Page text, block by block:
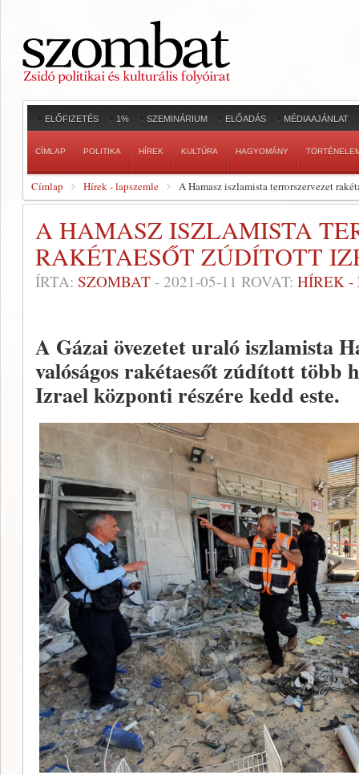
ELŐFIZETÉS 1% SZEMINÁRIUM ELŐADÁS MÉDIAAJÁNLAT
CÍMLAP POLITIKA HÍREK KULTÚRA HAGYOMÁNY
Címlap Hírek - lapszemle A Hamasz iszlamista terrorszervezet
A HAMASZ ISZLAMISTA
RAKÉTAESŐT ZÚDÍTOTT
ÍRTA: SZOMBAT - 2021-05-11 ROVAT: HÍREK -
A Gázai övezetet uraló iszlamista
valóságos rakétaesőt zúdított több
Izrael központi részére kedd este.